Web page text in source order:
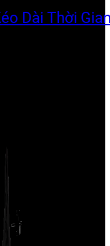
Dài Thời